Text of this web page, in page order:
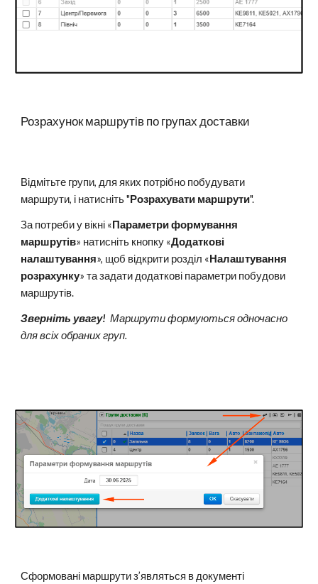
Розрахунок маршрутів по групах доставки
Відмітьте групи, для яких потрібно побудувати
маршрути, і натисніть "Розрахувати маршрути".
За потреби у вікні «Параметри формування
маршрутів» натисніть кнопку «Додаткові
налаштування», щоб відкрити розділ «Налаштування
розрахунку» та задати додаткові параметри побудови
маршрутів.
Зверніть увагу!Маршрути формуються одночасно
для всіх обраних груп.
Сформовані маршрути з’являться в документі